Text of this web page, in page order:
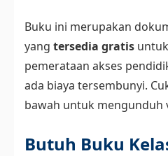
Buku ini merupakan
yang tersedia gratis
pemerataan akses
ada biaya tersembunyi.
bawah untuk mengunduh
Butuh Buku